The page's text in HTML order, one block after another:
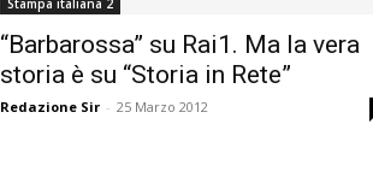
Stampa italiana 2
“Barbarossa” su Rai1. Ma la vera
storia è su “Storia in Rete”
Redazione Sir - 25 Marzo 2012